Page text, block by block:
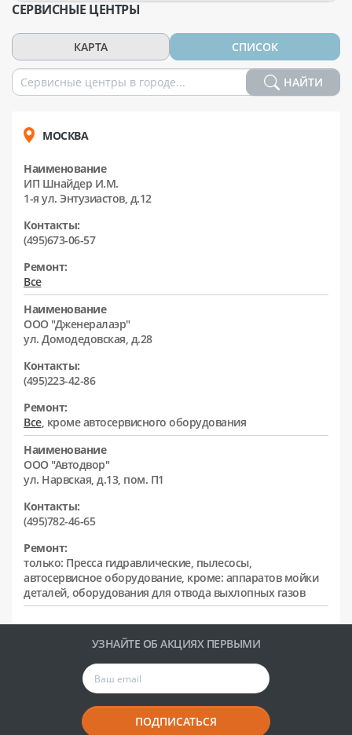
СЕРВИСНЫЕ ЦЕНТРЫ
КАРТА СПИСОК
НАЙТИ
МОСКВА
Наименование
ИП Шнайдер И.М.
1-я ул. Энтузиастов, д.12
Контакты:
(495)673-06-57
Ремонт:
Все
Наименование
ООО "Дженералаэр"
ул. Домодедовская, д.28
Контакты:
(495)223-42-86
Ремонт:
Все, кроме автосервисного оборудования
Наименование
ООО "Автодвор"
ул. Нарвская, д.13, пом. П1
Контакты:
(495)782-46-65
Ремонт:
только: Пресса гидравлические, пылесосы,
автосервисное оборудование, кроме: аппаратов мойки
деталей, оборудования для отвода выхлопных газов
УЗНАЙТЕ ОБ АКЦИЯХ ПЕРВЫМИ
ПОДПИСАТЬСЯ